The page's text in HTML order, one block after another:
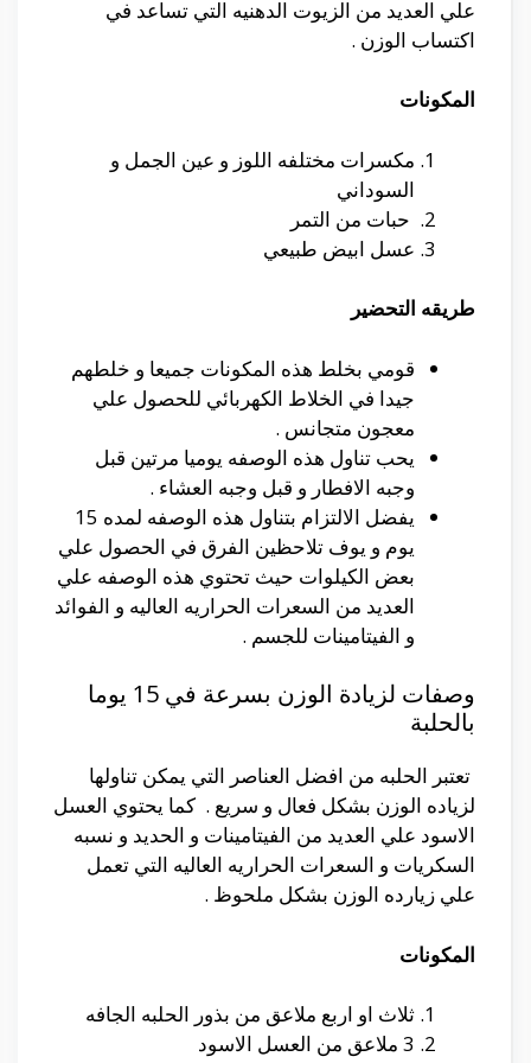
علي العديد من الزيوت الدهنيه التي تساعد في
اكتساب الوزن .
المكونات
مكسرات مختلفه اللوز و عين الجمل و
السوداني
حبات من التمر
عسل ابيض طبيعي
طريقه التحضير
قومي بخلط هذه المكونات جميعا و خلطهم
جيدا في الخلاط الكهربائي للحصول علي
معجون متجانس .
يحب تناول هذه الوصفه يوميا مرتين قبل
وجبه الافطار و قبل وجبه العشاء .
يفضل الالتزام بتناول هذه الوصفه لمده 15
يوم و يوف تلاحظين الفرق في الحصول علي
بعض الكيلوات حيث تحتوي هذه الوصفه علي
العديد من السعرات الحراريه العاليه و الفوائد
و الفيتامينات للجسم .
وصفات لزيادة الوزن بسرعة في 15 يوما
بالحلبة
تعتبر الحلبه من افضل العناصر التي يمكن تناولها
لزياده الوزن بشكل فعال و سريع . كما يحتوي العسل
الاسود علي العديد من الفيتامينات و الحديد و نسبه
السكريات و السعرات الحراريه العاليه التي تعمل
علي زيارده الوزن بشكل ملحوظ .
المكونات
ثلاث او اربع ملاعق من بذور الحلبه الجافه
3 ملاعق من العسل الاسود